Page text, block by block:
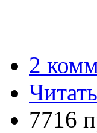
2
7716